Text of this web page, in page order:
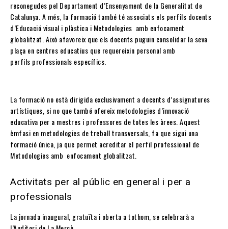
reconegudes pel Departament d’Ensenyament de la Generalitat de
Catalunya. A més, la formació també té associats els perfils docents
d’Educació visual i plàstica i Metodologies amb enfocament
globalitzat. Això afavoreix que els docents puguin consolidar la seva
plaça en centres educatius que requereixin personal amb
perfils professionals específics.
La formació no està dirigida exclusivament a docents d’assignatures
artístiques, si no que també ofereix metodologies d’innovació
educativa per a mestres i professores de totes les àrees. Aquest
èmfasi en metodologies de treball transversals, fa que sigui una
formació única, ja que permet acreditar el perfil professional de
Metodologies amb enfocament globalitzat.
Activitats per al públic en general i per a
professionals
La jornada inaugural, gratuïta i oberta a tothom, se celebrarà a